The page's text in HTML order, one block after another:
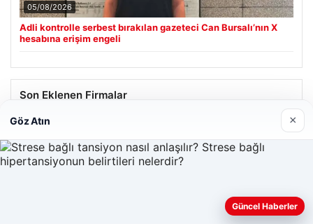
05/08/2026
Adli kontrolle serbest bırakılan gazeteci Can Bursalı’nın X
hesabına erişim engeli
Son Eklenen Firmalar
Hastaş Beton
26/05/2026
Web sitemizi nasıl kullandığınızı daha iyi anlayabilmek,
Göz Atın ×
Güncel Haberler